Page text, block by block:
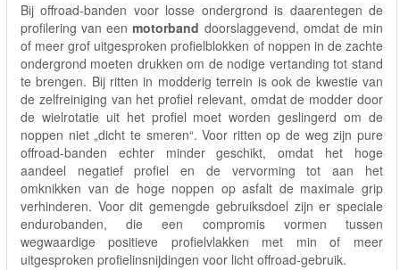
Bij offroad-banden voor losse ondergrond is daarentegen de
profilering van eenmotorband doorslaggevend, omdat de min
of meer grof uitgesproken profielblokken of noppen in de zachte
ondergrond moeten drukken om de nodige vertanding tot stand
te brengen. Bij ritten in modderig terrein is ook de kwestie van
de zelfreiniging van het profiel relevant, omdat de modder door
de wielrotatie uit het profiel moet worden geslingerd om de
noppen niet „dicht te smeren“. Voor ritten op de weg zijn pure
offroad-banden echter minder geschikt, omdat het hoge
aandeel negatief profiel en de vervorming tot aan het
omknikken van de hoge noppen op asfalt de maximale grip
verhinderen. Voor dit gemengde gebruiksdoel zijn er speciale
endurobanden, die een compromis vormen tussen
wegwaardige positieve profielvlakken met min of meer
uitgesproken profielinsnijdingen voor licht offroad-gebruik.